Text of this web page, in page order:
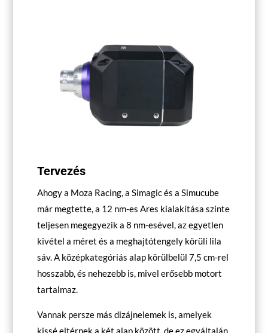
Tervezés
Ahogy a Moza Racing, a Simagic és a Simucube
már megtette, a 12 nm-es Ares kialakítása szinte
teljesen megegyezik a 8 nm-esével, az egyetlen
kivétel a méret és a meghajtótengely körüli lila
sáv. A középkategóriás alap körülbelül 7,5 cm-rel
hosszabb, és nehezebb is, mivel erősebb motort
tartalmaz.
Vannak persze más dizájnelemek is, amelyek
kissé eltérnek a két alap között, de ez egyáltalán